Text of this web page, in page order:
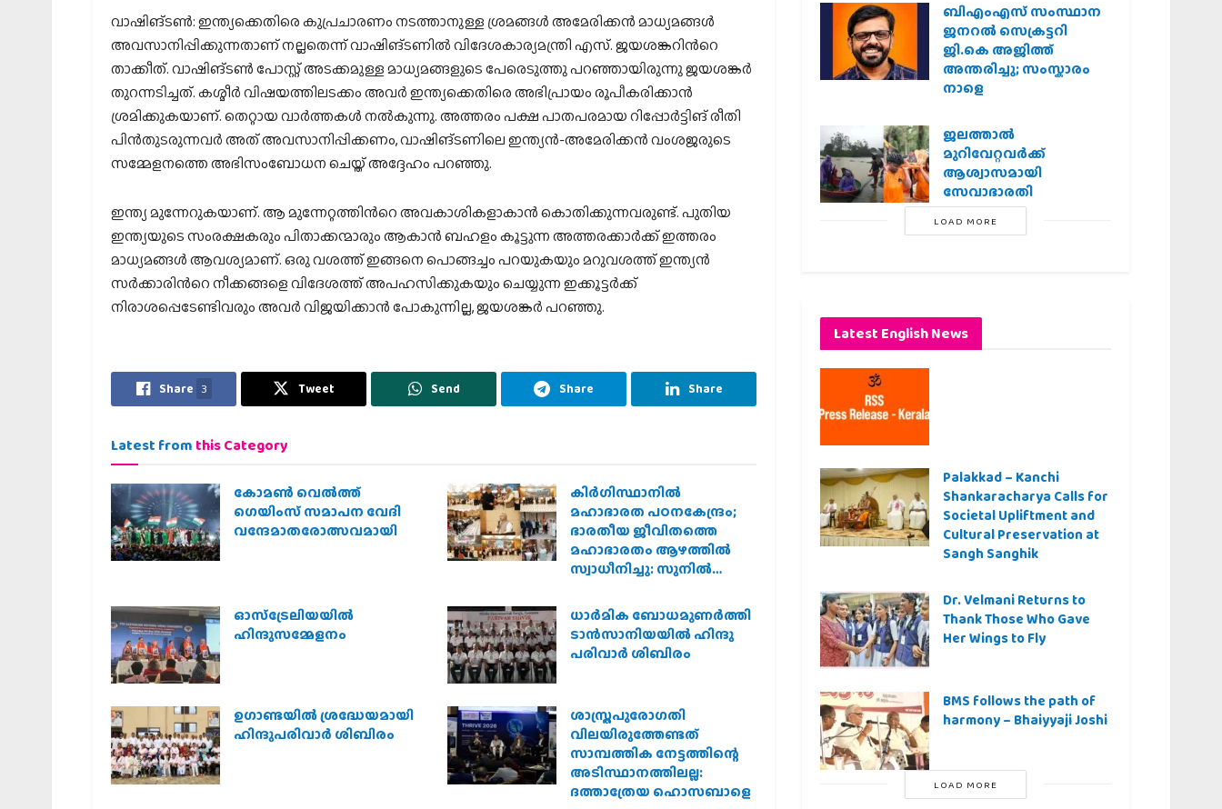
വാഷിങ്ടണ്‍: ഇന്ത്യക്കെതിരെ കുപ്രചാരണം നടത്താനുള്ള ശ്രമങ്ങള്‍ അമേരിക്കന്‍ മാധ്യമങ്ങള്‍
അവസാനിപ്പിക്കുന്നതാണ് നല്ലതെന്ന് വാഷിങ്ടണില്‍ വിദേശകാര്യമന്ത്രി എസ്. ജയശങ്കറിന്‍റെ
താക്കീത്. വാഷിങ്ടണ്‍ പോസ്റ്റ് അടക്കമുള്ള മാധ്യമങ്ങളുടെ പേരെടുത്തു പറഞ്ഞായിരുന്നു ജയശങ്കര്‍
തുറന്നടിച്ചത്. കശ്മീര്‍ വിഷയത്തിലടക്കം അവര്‍ ഇന്ത്യക്കെതിരെ അഭിപ്രായം രൂപീകരിക്കാന്‍
ശ്രമിക്കുകയാണ്. തെറ്റായ വാര്‍ത്തകള്‍ നല്‍കുന്നു. അത്തരം പക്ഷ പാതപരമായ റിപ്പോര്‍ട്ടിങ് രീതി
പിന്‍തുടരുന്നവര്‍ അത് അവസാനിപ്പിക്കണം, വാഷിങ്ടണിലെ ഇന്ത്യന്‍-അമേരിക്കന്‍ വംശജരുടെ
സമ്മേളനത്തെ അഭിസംബോധന ചെയ്ത് അദ്ദേഹം പറഞ്ഞു.
ഇന്ത്യ മുന്നേറുകയാണ്. ആ മുന്നേറ്റത്തിന്‍റെ അവകാശികളാകാന്‍ കൊതിക്കുന്നവരുണ്ട്. പുതിയ
ഇന്ത്യയുടെ സംരക്ഷകരും പിതാക്കന്മാരും ആകാന്‍ ബഹളം കൂട്ടുന്ന അത്തരക്കാര്‍ക്ക് ഇത്തരം
മാധ്യമങ്ങള്‍ ആവശ്യമാണ്. ഒരു വശത്ത് ഇങ്ങനെ പൊങ്ങച്ചം പറയുകയും മറുവശത്ത് ഇന്ത്യന്‍
സര്‍ക്കാരിന്‍റെ നീക്കങ്ങളെ വിദേശത്ത് അപഹസിക്കുകയും ചെയ്യുന്ന ഇക്കൂട്ടര്‍ക്ക്
നിരാശപ്പെടേണ്ടിവരും അവര്‍ വിജയിക്കാന്‍ പോകുന്നില്ല, ജയശങ്കര്‍ പറഞ്ഞു.
Share 3 Tweet Send Share Share
Latest from this Category
കോമൺ വെൽത്ത്
ഗെയിംസ് സമാപന വേദി
വന്ദേമാതരോത്സവമായി
കിര്‍ഗിസ്ഥാനില്‍
മഹാഭാരത പഠനകേന്ദ്രം;
ഭാരതീയ ജീവിതത്തെ
മഹാഭാരതം ആഴത്തില്‍
സ്വാധീനിച്ചു: സുനില്‍
ഓസ്‌ട്രേലിയയില്‍
ഹിന്ദുസമ്മേളനം
ധാര്‍മിക ബോധമുണര്‍ത്തി
ടാന്‍സാനിയയില്‍ ഹിന്ദു
പരിവാര്‍ ശിബിരം
ഉഗാണ്ടയില്‍ ശ്രദ്ധേയമായി
ഹിന്ദുപരിവാര്‍ ശിബിരം
ശാസ്ത്രപുരോഗതി
വിലയിരുത്തേണ്ടത്
സാമ്പത്തിക നേട്ടത്തിന്റെ
അടിസ്ഥാനത്തിലല്ല:
ദത്താത്രേയ ഹൊസബാളെ
ബിഎംഎസ് സംസ്ഥാന
ജനറൽ സെക്രട്ടറി
ജി.കെ അജിത്ത്
അന്തരിച്ചു; സംസ്കാരം
നാളെ
ജലത്താല്‍
മുറിവേറ്റവര്‍ക്ക്
ആശ്വാസമായി
സേവാഭാരതി
LOAD MORE
Latest English News
Palakkad – Kanchi
Shankaracharya Calls for
Societal Upliftment and
Cultural Preservation at
Sangh Sanghik
Dr. Velmani Returns to
Thank Those Who Gave
Her Wings to Fly
BMS follows the path of
harmony – Bhaiyyaji Joshi
LOAD MORE